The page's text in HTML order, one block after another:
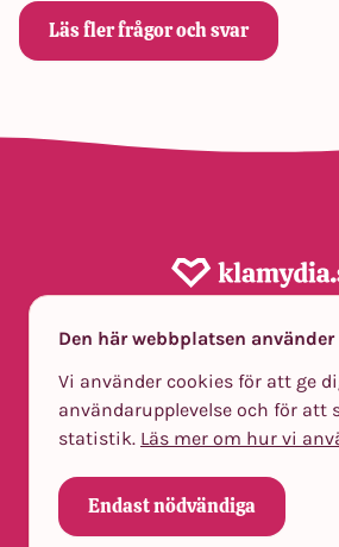
Läs fler frågor och svar
Klamydia.se har sedan 2004
egenprovtagning. För mer
Om klamydia Om gonorré
frågor
Om tjänsten
Den här webbplatsen
Vi använder cookies för att ge
användarupplevelse och för att
statistik. Läs mer om hur vi
Endast nödvändiga